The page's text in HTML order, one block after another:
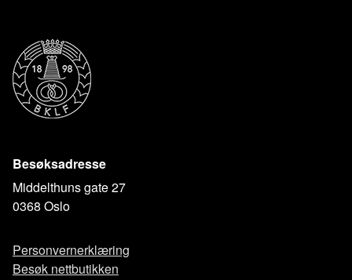
Besøksadresse
Middelthuns gate 27
0368 Oslo
Personvernerklæring
Besøk nettbutikken